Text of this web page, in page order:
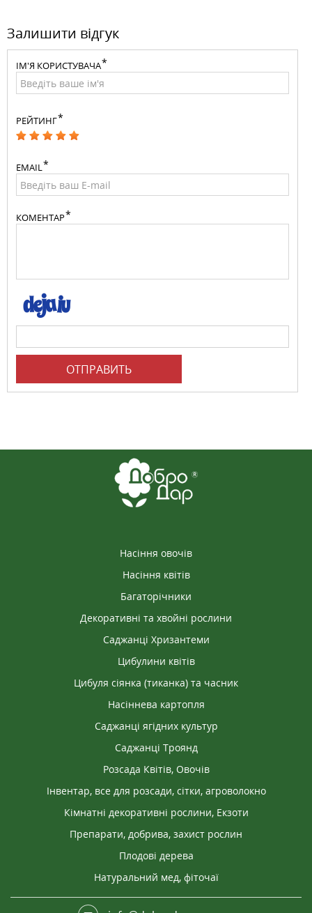
Залишити відгук
ІМ'Я КОРИСТУВАЧА
РЕЙТИНГ
EMAIL
КОМЕНТАР
ОТПРАВИТЬ
Насіння овочів
Насіння квітів
Багаторічники
Декоративні та хвойні рослини
Саджанці Хризантеми
Цибулини квітів
Цибуля сіянка (тиканка) та часник
Насіннева картопля
Саджанці ягідних культур
Саджанці Троянд
Розсада Квітів, Овочів
Інвентар, все для розсади, сітки, агроволокно
Кімнатні декоративні рослини, Екзоти
Препарати, добрива, захист рослин
Плодові дерева
Натуральний мед, фіточаї